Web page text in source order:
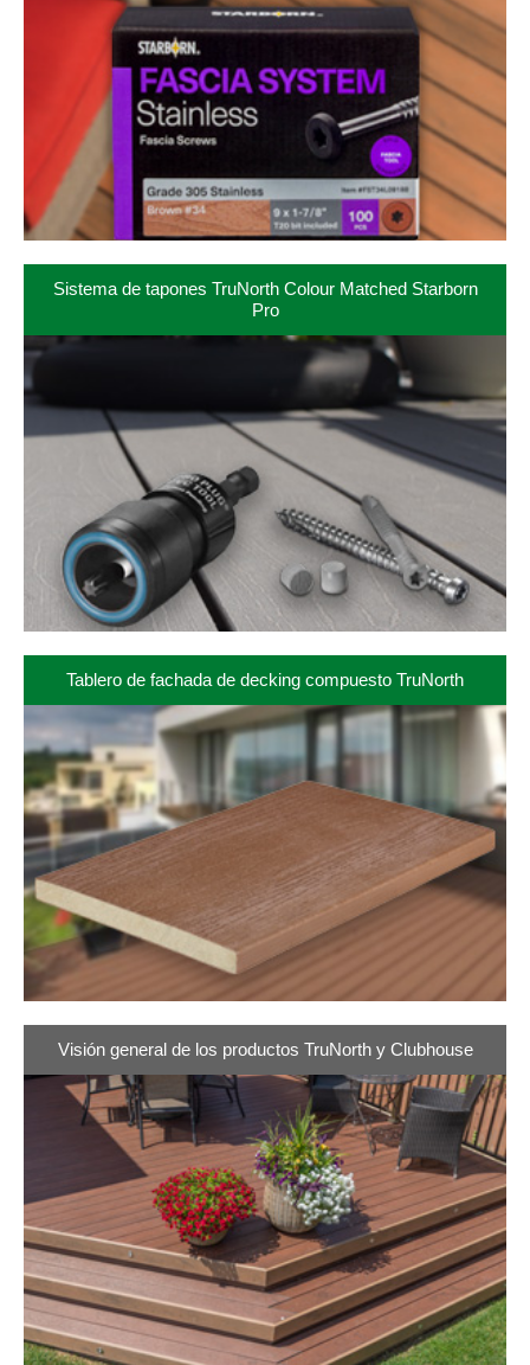
Sistema de tapones TruNorth Colour Matched Starborn
Pro
Tablero de fachada de decking compuesto TruNorth
Visión general de los productos TruNorth y Clubhouse